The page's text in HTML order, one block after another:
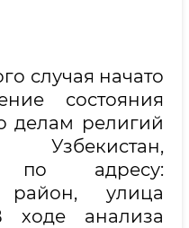
случая начато
состояния
делам религий
по адресу:
район, улица
анализа